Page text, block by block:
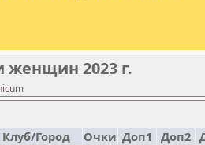
женщин 2023 г.
Клуб/Город Очки Доп1 Доп2